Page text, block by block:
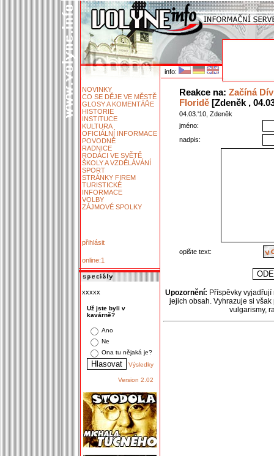
info:
NOVINKY
CO SE DĚJE VE MĚSTĚ
GLOSY A KOMENTÁŘE
HISTORIE
INSTITUCE
KULTURA
OFICIÁLNÍ INFORMACE
POVODNĚ
RADNICE
RODÁCI VE SVĚTĚ
ŠKOLY A VZDĚLÁVÁNÍ
SPORT
STRÁNKY FIREM
TURISTICKÉ
INFORMACE
VOLBY
ZÁJMOVÉ SPOLKY
přihlásit
online:1
xxxxx
Už jste byli v
kavárně?
Ano
Ne
Ona tu nějaká je?
Výsledky
Version 2.02
Reakce na: Začíná
Floridě[Zdeněk ,
04.03.'10, Zdeněk
jméno:
nadpis:
opište text:
Upozornění: Příspěvky
jejich obsah. Vyhrazuje si
vulgarismy,